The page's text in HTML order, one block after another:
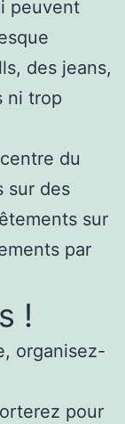
peuvent
des jeans,
ni trop
du
sur des
sur
par
!
organisez-
pour